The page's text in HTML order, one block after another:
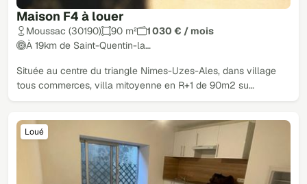
Maison F4 à louer
Moussac (30190) 90 m²
1 030 € / mois
À 19km de Saint-Quentin-la…
Située au centre du triangle Nimes-Uzes-Ales, dans village
tous commerces, villa mitoyenne en R+1 de 90m2 su…
Loué